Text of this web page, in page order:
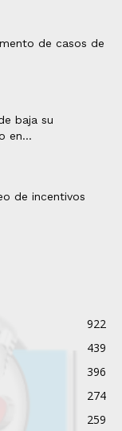
de casos de
baja su
en...
de incentivos
922
439
396
274
259